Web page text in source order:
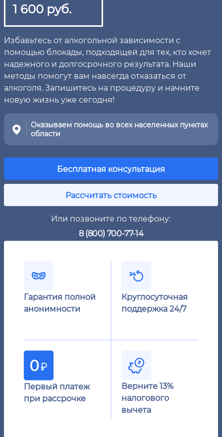
1 600 руб.
Избавьтесь от алкогольной зависимости с
помощью блокады, подходящей для тех, кто хочет
надежного и долгосрочного результата. Наши
методы помогут вам навсегда отказаться от
алкоголя. Запишитесь на процедуру и начните
новую жизнь уже сегодня!
Оказываем помощь во всех населенных пунктах
области
Бесплатная консультация
Рассчитать стоимость
Или позвоните по телефону:
8 (800) 700-77-14
Гарантия полной
анонимности
Круглосуточная
поддержка 24/7
Первый платеж
при рассрочке
Верните 13%
налогового
вычета